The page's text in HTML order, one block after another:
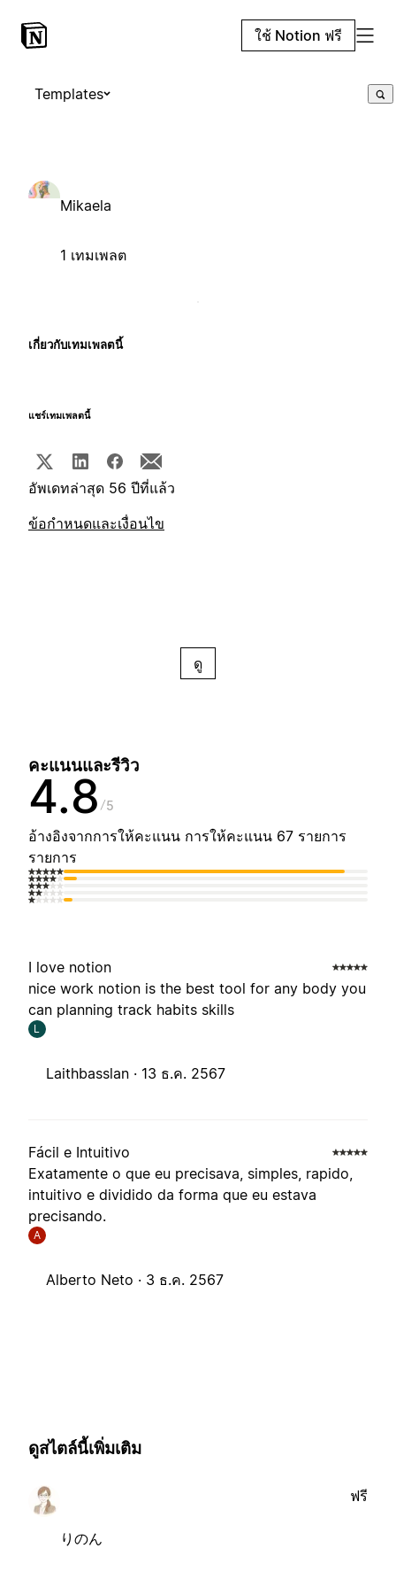
ใช้ Notion ฟรี
Templates
Mikaela
1 เทมเพลต
เกี่ยวกับเทมเพลตนี้
แชร์เทมเพลตนี้
อัพเดทล่าสุด 56 ปีที่แล้ว
ข้อกำหนดและเงื่อนไข
ดู
คะแนนและรีวิว
4.8 5
อ้างอิงจากการให้คะแนน การให้คะแนน 67 รายการ
รายการ
I love notion
nice work notion is the best tool for any body you
can planning track habits skills
L
Laithbasslan · 13 ธ.ค. 2567
Fácil e Intuitivo
Exatamente o que eu precisava, simples, rapido,
intuitivo e dividido da forma que eu estava
precisando.
A
Alberto Neto · 3 ธ.ค. 2567
ดูสไตล์นี้เพิ่มเติม
りのん
ฟรี